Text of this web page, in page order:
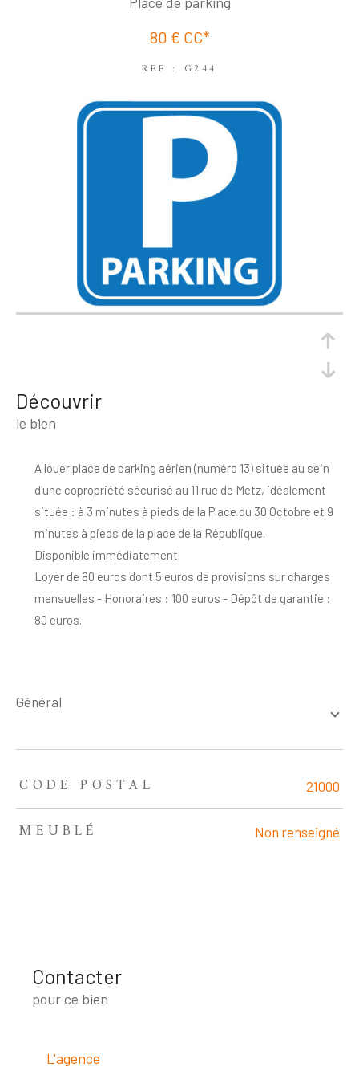
80 € CC*
REF : G244
découvrir
le bien
A louer place de parking aérien (numéro 13) située au sein
d'une copropriété sécurisé au 11 rue de Metz, idéalement
située : à 3 minutes à pieds de la Place du 30 Octobre et 9
minutes à pieds de la place de la République.
Disponible immédiatement.
Loyer de 80 euros dont 5 euros de provisions sur charges
mensuelles - Honoraires : 100 euros - Dépôt de garantie :
80 euros.
général
TRAD_ZEPHYR_Caracteristique TRAD_ZEPHYR_Valeurs
CODE POSTAL 21000
MEUBLÉ Non renseigné
Contacter
pour ce bien
L'agence
NOUVEAUTÉS